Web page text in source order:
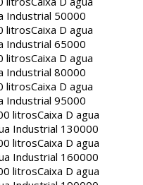
Industrial 50000
litrosCaixa D agua
Industrial 65000
litrosCaixa D agua
Industrial 80000
litrosCaixa D agua
Industrial 95000
litrosCaixa D agua
Industrial 130000
litrosCaixa D agua
Industrial 160000
litrosCaixa D agua